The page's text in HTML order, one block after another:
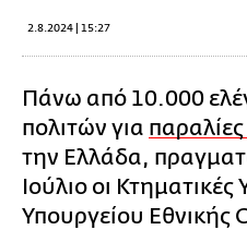
2.8.2024 | 15:27
Πάνω από 10.000
πολιτών για παραλίες
την Ελλάδα,
Ιούλιο οι Κτηματικές
Υπουργείου Εθνικής